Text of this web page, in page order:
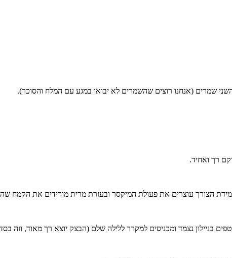
שמרים (אנחנו רוצים שהשמרים לא יבואו במגע עם המלח והסוכר).
בניילון נצמד ומכניסים למקרר ללילה שלם (הבצק יוצא רך מאוד, וזה